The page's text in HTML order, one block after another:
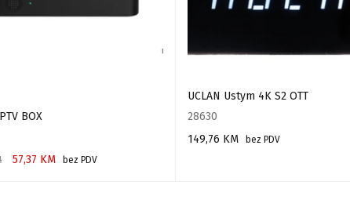
BOX
57,37 KM
bez PDV
UCLAN Ustym 4K S2 OTT
28630
149,76 KM
bez PDV